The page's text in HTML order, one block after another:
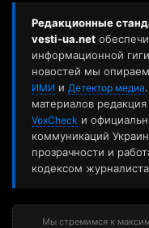
Редакционные
vesti-ua.net
информационной
новостей мы
ИМИ и Детектор медиа
материалов
VoxCheck и
коммуникаций
прозрачности и
кодексом
Мы стремимся к